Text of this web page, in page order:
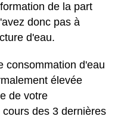
de la part
donc pas à
d'eau.
consommation d'eau
élevée
de votre
des 3 dernières